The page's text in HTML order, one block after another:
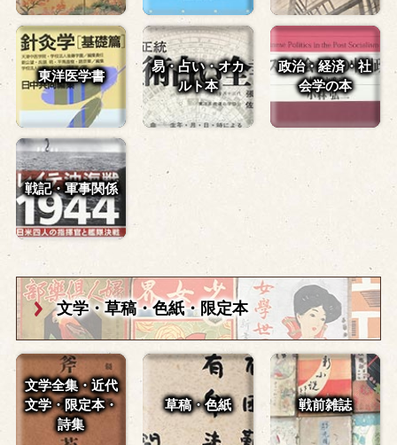
東洋医学書
易・占い・オカ
ルト本
政治・経済・社
会学の本
戦記・軍事関係
文学・草稿・色紙・限定本
文学全集・近代
文学・ 限定本・
詩集
草稿・色紙 戦前雑誌